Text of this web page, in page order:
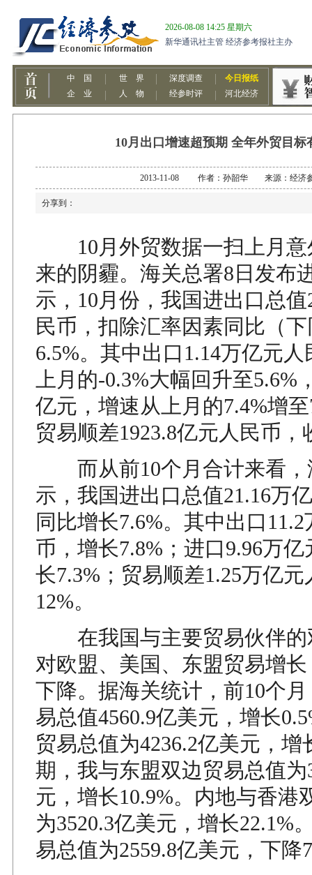
10月出口增速超预期 全年外贸目标
2013-11-08 作者：孙韶华 来源：经济
分享到：
10月外贸数据一扫上月意
来的阴霾。海关总署8日发布
示，10月份，我国进出口总
民币，扣除汇率因素同比（
6.5%。其中出口1.14万亿元
上月的-0.3%大幅回升至5.6%
亿元，增速从上月的7.4%增
贸易顺差1923.8亿元人民币，
而从前10个月合计来看，
示，我国进出口总值21.16万
同比增长7.6%。其中出口
币，增长7.8%；进口9.96万
长7.3%；贸易顺差1.25万亿
12%。
在我国与主要贸易伙伴的
对欧盟、美国、东盟贸易增
下降。据海关统计，前10个
易总值4560.9亿美元，增长
贸易总值为4236.2亿美元，增
期，我与东盟双边贸易总值为
元，增长10.9%。内地与香港
为3520.3亿美元，增长22.1%
易总值为2559.8亿美元，下降